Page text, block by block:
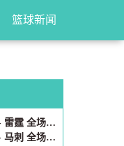
篮球新闻
05月31日NBA西部决赛G7 马刺 - 雷霆 全场录像
05月29日NBA西部决赛G6 雷霆 - 马刺 全场录像